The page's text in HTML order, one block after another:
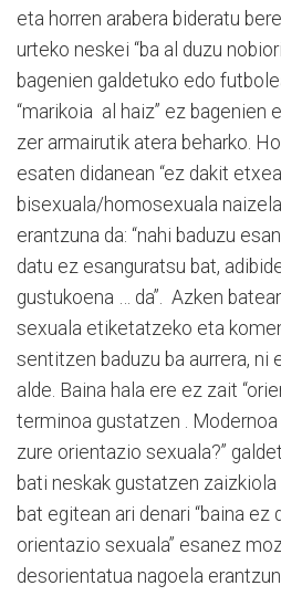
eta horren arabera bideratu
urteko neskei “ba al duzu
bagenien galdetuko edo
“marikoia al haiz” ez bagenien
zer armairutik atera beharko.
esaten didanean “ez dakit
bisexuala/homosexuala
erantzuna da: “nahi baduzu
datu ez esanguratsu bat,
gustukoena … da”. Azken
sexuala etiketatzeko eta
sentitzen baduzu ba aurrera, ni
alde. Baina hala ere ez zait
terminoa gustatzen . Modernoa
zure orientazio sexuala?”
bati neskak gustatzen
bat egitean ari denari “baina ez
orientazio sexuala” esanez
desorientatua nagoela